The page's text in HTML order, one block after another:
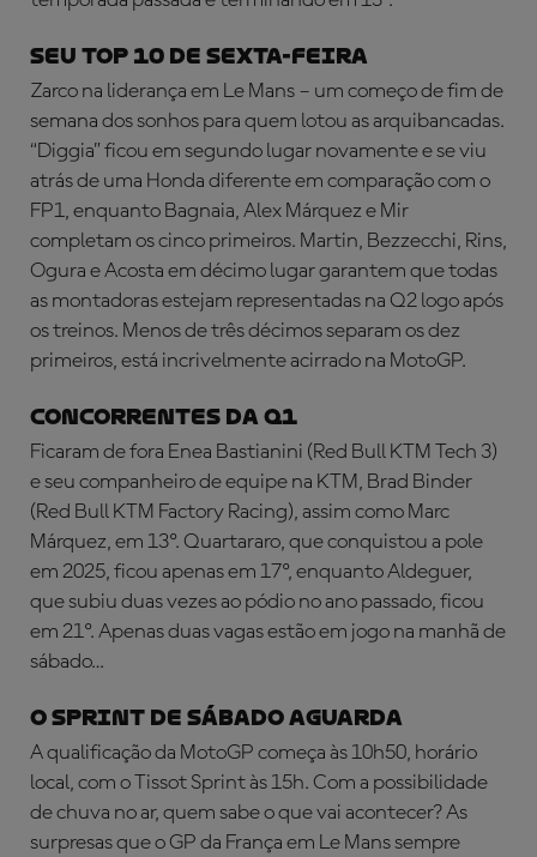
SEU TOP 10 DE SEXTA-FEIRA
Zarco na liderança em Le Mans – um começo de fim de
semana dos sonhos para quem lotou as arquibancadas.
“Diggia” ficou em segundo lugar novamente e se viu
atrás de uma Honda diferente em comparação com o
FP1, enquanto Bagnaia, Alex Márquez e Mir
completam os cinco primeiros. Martin, Bezzecchi, Rins,
Ogura e Acosta em décimo lugar garantem que todas
as montadoras estejam representadas na Q2 logo após
os treinos. Menos de três décimos separam os dez
primeiros, está incrivelmente acirrado na MotoGP.
CONCORRENTES DA Q1
Ficaram de fora Enea Bastianini (Red Bull KTM Tech 3)
e seu companheiro de equipe na KTM, Brad Binder
(Red Bull KTM Factory Racing), assim como Marc
Márquez, em 13º. Quartararo, que conquistou a pole
em 2025, ficou apenas em 17º, enquanto Aldeguer,
que subiu duas vezes ao pódio no ano passado, ficou
em 21º. Apenas duas vagas estão em jogo na manhã de
sábado…
O SPRINT DE SÁBADO AGUARDA
A qualificação da MotoGP começa às 10h50, horário
local, com o Tissot Sprint às 15h. Com a possibilidade
de chuva no ar, quem sabe o que vai acontecer? As
surpresas que o GP da França em Le Mans sempre